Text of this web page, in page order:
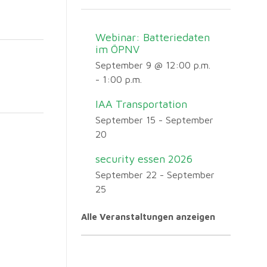
Webinar: Batteriedaten
im ÖPNV
September 9 @ 12:00 p.m.
- 1:00 p.m.
IAA Transportation
September 15 - September
20
security essen 2026
September 22 - September
25
Alle Veranstaltungen anzeigen